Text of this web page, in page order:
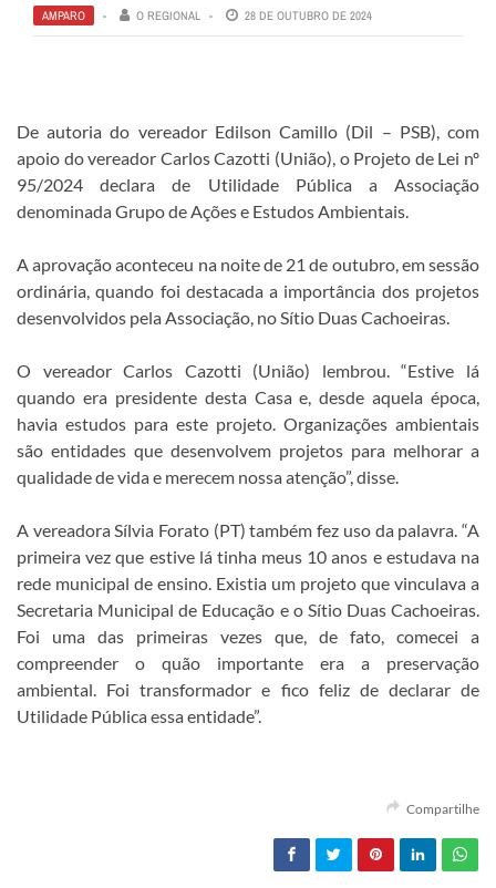
AMPARO O REGIONAL 28 DE OUTUBRO DE 2024
De autoria do vereador Edilson Camillo (Dil – PSB), com
apoio do vereador Carlos Cazotti (União), o Projeto de Lei nº
95/2024 declara de Utilidade Pública a Associação
denominada Grupo de Ações e Estudos Ambientais.
A aprovação aconteceu na noite de 21 de outubro, em sessão
ordinária, quando foi destacada a importância dos projetos
desenvolvidos pela Associação, no Sítio Duas Cachoeiras.
O vereador Carlos Cazotti (União) lembrou. “Estive lá
quando era presidente desta Casa e, desde aquela época,
havia estudos para este projeto. Organizações ambientais
são entidades que desenvolvem projetos para melhorar a
qualidade de vida e merecem nossa atenção”, disse.
A vereadora Sílvia Forato (PT) também fez uso da palavra. “A
primeira vez que estive lá tinha meus 10 anos e estudava na
rede municipal de ensino. Existia um projeto que vinculava a
Secretaria Municipal de Educação e o Sítio Duas Cachoeiras.
Foi uma das primeiras vezes que, de fato, comecei a
compreender o quão importante era a preservação
ambiental. Foi transformador e fico feliz de declarar de
Utilidade Pública essa entidade”.
Compartilhe